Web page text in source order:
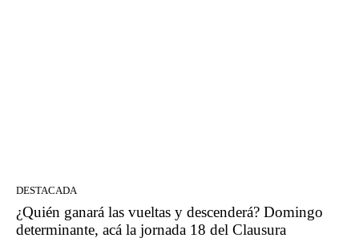
DESTACADA
¿Quién ganará las vueltas y descenderá? Domingo
determinante, acá la jornada 18 del Clausura